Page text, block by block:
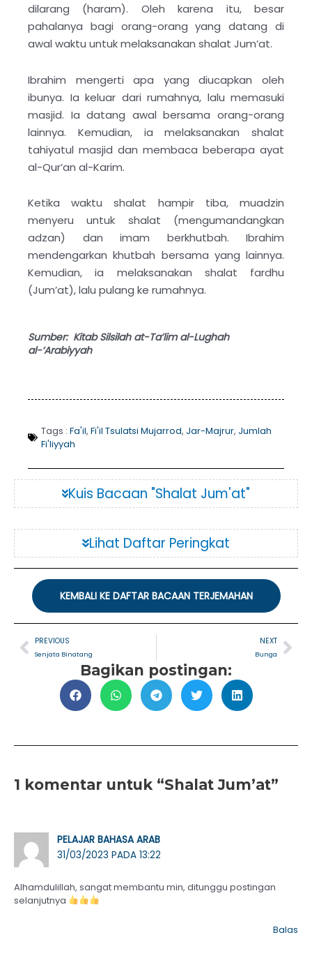
dilarang (haram). Oleh karena itu, besar
pahalanya bagi orang-orang yang datang di
awal waktu untuk melaksanakan shalat Jum’at.
Ibrahim mengerti apa yang diucapkan oleh
ibunya. Ia keluar dari rumahnya, lalu memasuki
masjid. Ia datang awal bersama orang-orang
lainnya. Kemudian, ia melaksanakan shalat
tahiyatul masjid dan membaca beberapa ayat
al-Qur’an al-Karim.
Ketika waktu shalat hampir tiba, muadzin
menyeru untuk shalat (mengumandangkan
adzan) dan imam berkhutbah. Ibrahim
mendengarkan khutbah bersama yang lainnya.
Kemudian, ia melaksanakan shalat fardhu
(Jum’at), lalu pulang ke rumahnya.
Sumber: Kitab Silsilah at-Ta’lim al-Lughah
al-‘Arabiyyah
Tags : Fa'il, Fi'il Tsulatsi Mujarrod, Jar-Majrur, Jumlah
Fi'liyyah
Kuis Bacaan "Shalat Jum'at"
Lihat Daftar Peringkat
KEMBALI KE DAFTAR BACAAN TERJEMAHAN
Prev
PREVIOUS
Senjata Binatang
NEXT
Bunga
Bagikan postingan:
1 komentar untuk “Shalat Jum’at”
PELAJAR BAHASA ARAB
31/03/2023 PADA 13:22
Alhamdulillah, sangat membantu min, ditunggu postingan
selanjutnya
Balas